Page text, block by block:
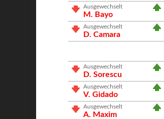
Ausgewechselt
M. Bayo
Ausgewechselt
D. Camara
Ausgewechselt
D. Sorescu
Ausgewechselt
V. Gidado
Ausgewechselt
A. Maxim